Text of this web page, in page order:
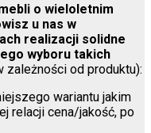
o wieloletnim
u nas w
realizacji solidne
wyboru takich
zależności od produktu):
wariantu jakim
relacji cena/jakość, po